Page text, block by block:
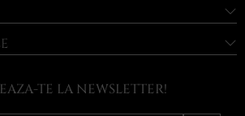
TE LA NEWSLETTER!